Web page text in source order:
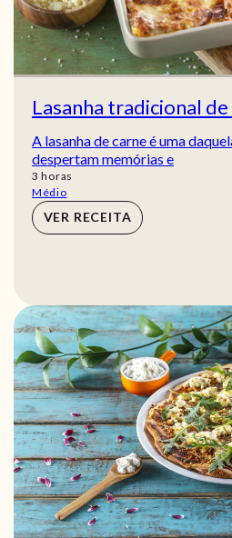
Lasanha tradicional
A lasanha de carne é uma
despertam memórias e
3 horas
horas
Médio
VER RECEITA